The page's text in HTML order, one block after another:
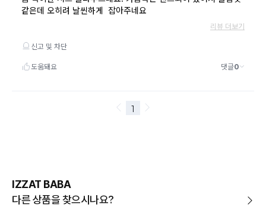
IZZAT BABA
다른 상품을 찾으시나요?